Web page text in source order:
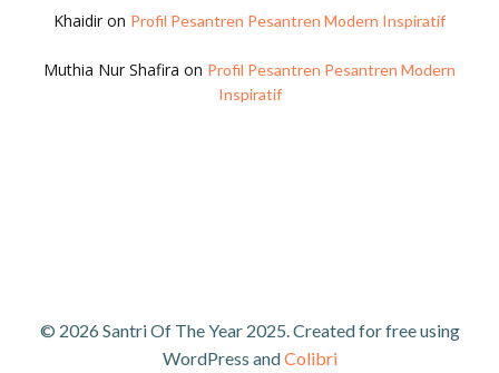
Khaidir on Profil Pesantren Pesantren Modern Inspiratif
Muthia Nur Shafira on Profil Pesantren Pesantren Modern
Inspiratif
© 2026 Santri Of The Year 2025. Created for free using
WordPress andColibri